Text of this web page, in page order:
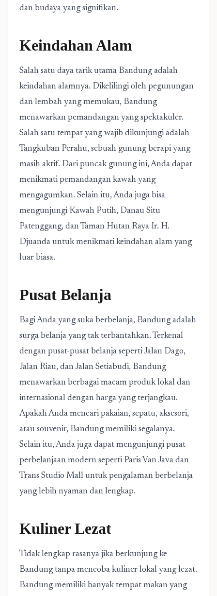
dan budaya yang signifikan.
Keindahan Alam
Salah satu daya tarik utama Bandung adalah
keindahan alamnya. Dikelilingi oleh pegunungan
dan lembah yang memukau, Bandung
menawarkan pemandangan yang spektakuler.
Salah satu tempat yang wajib dikunjungi adalah
Tangkuban Perahu, sebuah gunung berapi yang
masih aktif. Dari puncak gunung ini, Anda dapat
menikmati pemandangan kawah yang
mengagumkan. Selain itu, Anda juga bisa
mengunjungi Kawah Putih, Danau Situ
Patenggang, dan Taman Hutan Raya Ir. H.
Djuanda untuk menikmati keindahan alam yang
luar biasa.
Pusat Belanja
Bagi Anda yang suka berbelanja, Bandung adalah
surga belanja yang tak terbantahkan. Terkenal
dengan pusat-pusat belanja seperti Jalan Dago,
Jalan Riau, dan Jalan Setiabudi, Bandung
menawarkan berbagai macam produk lokal dan
internasional dengan harga yang terjangkau.
Apakah Anda mencari pakaian, sepatu, aksesori,
atau souvenir, Bandung memiliki segalanya.
Selain itu, Anda juga dapat mengunjungi pusat
perbelanjaan modern seperti Paris Van Java dan
Trans Studio Mall untuk pengalaman berbelanja
yang lebih nyaman dan lengkap.
Kuliner Lezat
Tidak lengkap rasanya jika berkunjung ke
Bandung tanpa mencoba kuliner lokal yang lezat.
Bandung memiliki banyak tempat makan yang